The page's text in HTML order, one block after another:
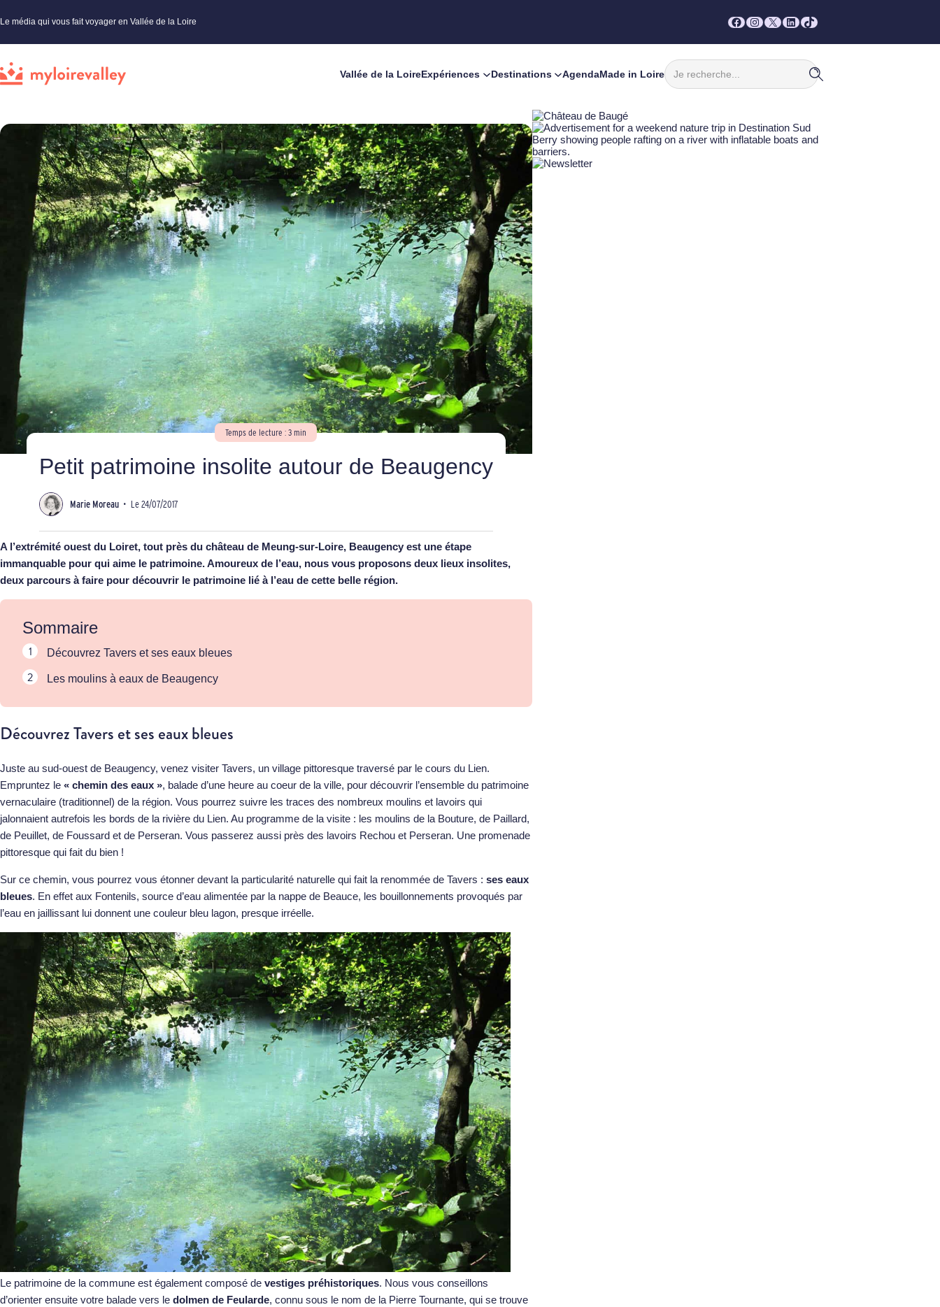
Le média qui vous fait voyager en Vallée de la Loire Facebook
Instagram
X LinkedIn
TikTok
Vallée de la LoireExpériences Destinations AgendaMade in Loire
Rechercher
Temps de lecture : 3 min
Petit patrimoine insolite autour de Beaugency
Marie Moreau • Le 24/07/2017
A l’extrémité ouest du Loiret, tout près du château de Meung-sur-Loire, Beaugency est une étape
immanquable pour qui aime le patrimoine. Amoureux de l’eau, nous vous proposons deux lieux insolites,
deux parcours à faire pour découvrir le patrimoine lié à l’eau de cette belle région.
Sommaire
Découvrez Tavers et ses eaux bleues
Les moulins à eaux de Beaugency
Découvrez Tavers et ses eaux bleues
Juste au sud-ouest de Beaugency, venez visiter Tavers, un village pittoresque traversé par le cours du Lien.
Empruntez le « chemin des eaux », balade d’une heure au coeur de la ville, pour découvrir l’ensemble du patrimoine
vernaculaire (traditionnel) de la région. Vous pourrez suivre les traces des nombreux moulins et lavoirs qui
jalonnaient autrefois les bords de la rivière du Lien. Au programme de la visite : les moulins de la Bouture, de Paillard,
de Peuillet, de Foussard et de Perseran. Vous passerez aussi près des lavoirs Rechou et Perseran. Une promenade
pittoresque qui fait du bien !
Sur ce chemin, vous pourrez vous étonner devant la particularité naturelle qui fait la renommée de Tavers : ses eaux
bleues. En effet aux Fontenils, source d’eau alimentée par la nappe de Beauce, les bouillonnements provoqués par
l’eau en jaillissant lui donnent une couleur bleu lagon, presque irréelle.
Le patrimoine de la commune est également composé de vestiges préhistoriques. Nous vous conseillons
d’orienter ensuite votre balade vers le dolmen de Feularde, connu sous le nom de la Pierre Tournante, qui se trouve